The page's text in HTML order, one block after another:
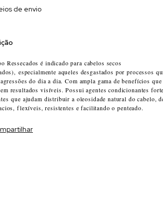
de envio
Ressecados é indicado para cabelos secos
especialmente aqueles desgastados por processos
do dia a dia. Com ampla gama de benefícios que
resultados visíveis. Possui agentes condicionantes
que ajudam distribuir a oleosidade natural do cabelo,
flexíveis, resistentes e facilitando o penteado.